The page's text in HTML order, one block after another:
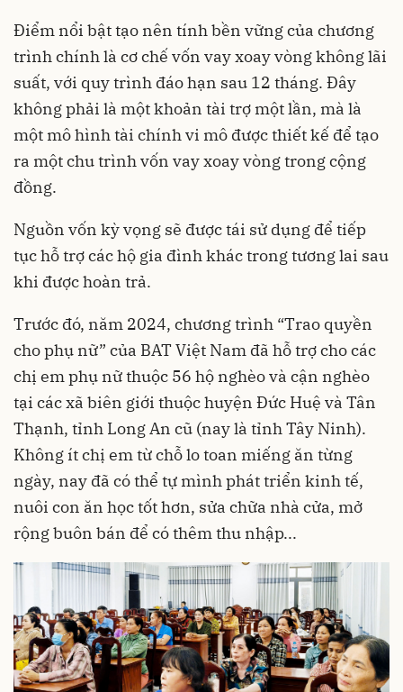
Điểm nổi bật tạo nên tính bền vững của chương
trình chính là cơ chế vốn vay xoay vòng không lãi
suất, với quy trình đáo hạn sau 12 tháng. Đây
không phải là một khoản tài trợ một lần, mà là
một mô hình tài chính vi mô được thiết kế để tạo
ra một chu trình vốn vay xoay vòng trong cộng
đồng.
Nguồn vốn kỳ vọng sẽ được tái sử dụng để tiếp
tục hỗ trợ các hộ gia đình khác trong tương lai sau
khi được hoàn trả.
Trước đó, năm 2024, chương trình “Trao quyền
cho phụ nữ” của BAT Việt Nam đã hỗ trợ cho các
chị em phụ nữ thuộc 56 hộ nghèo và cận nghèo
tại các xã biên giới thuộc huyện Đức Huệ và Tân
Thạnh, tỉnh Long An cũ (nay là tỉnh Tây Ninh).
Không ít chị em từ chỗ lo toan miếng ăn từng
ngày, nay đã có thể tự mình phát triển kinh tế,
nuôi con ăn học tốt hơn, sửa chữa nhà cửa, mở
rộng buôn bán để có thêm thu nhập...